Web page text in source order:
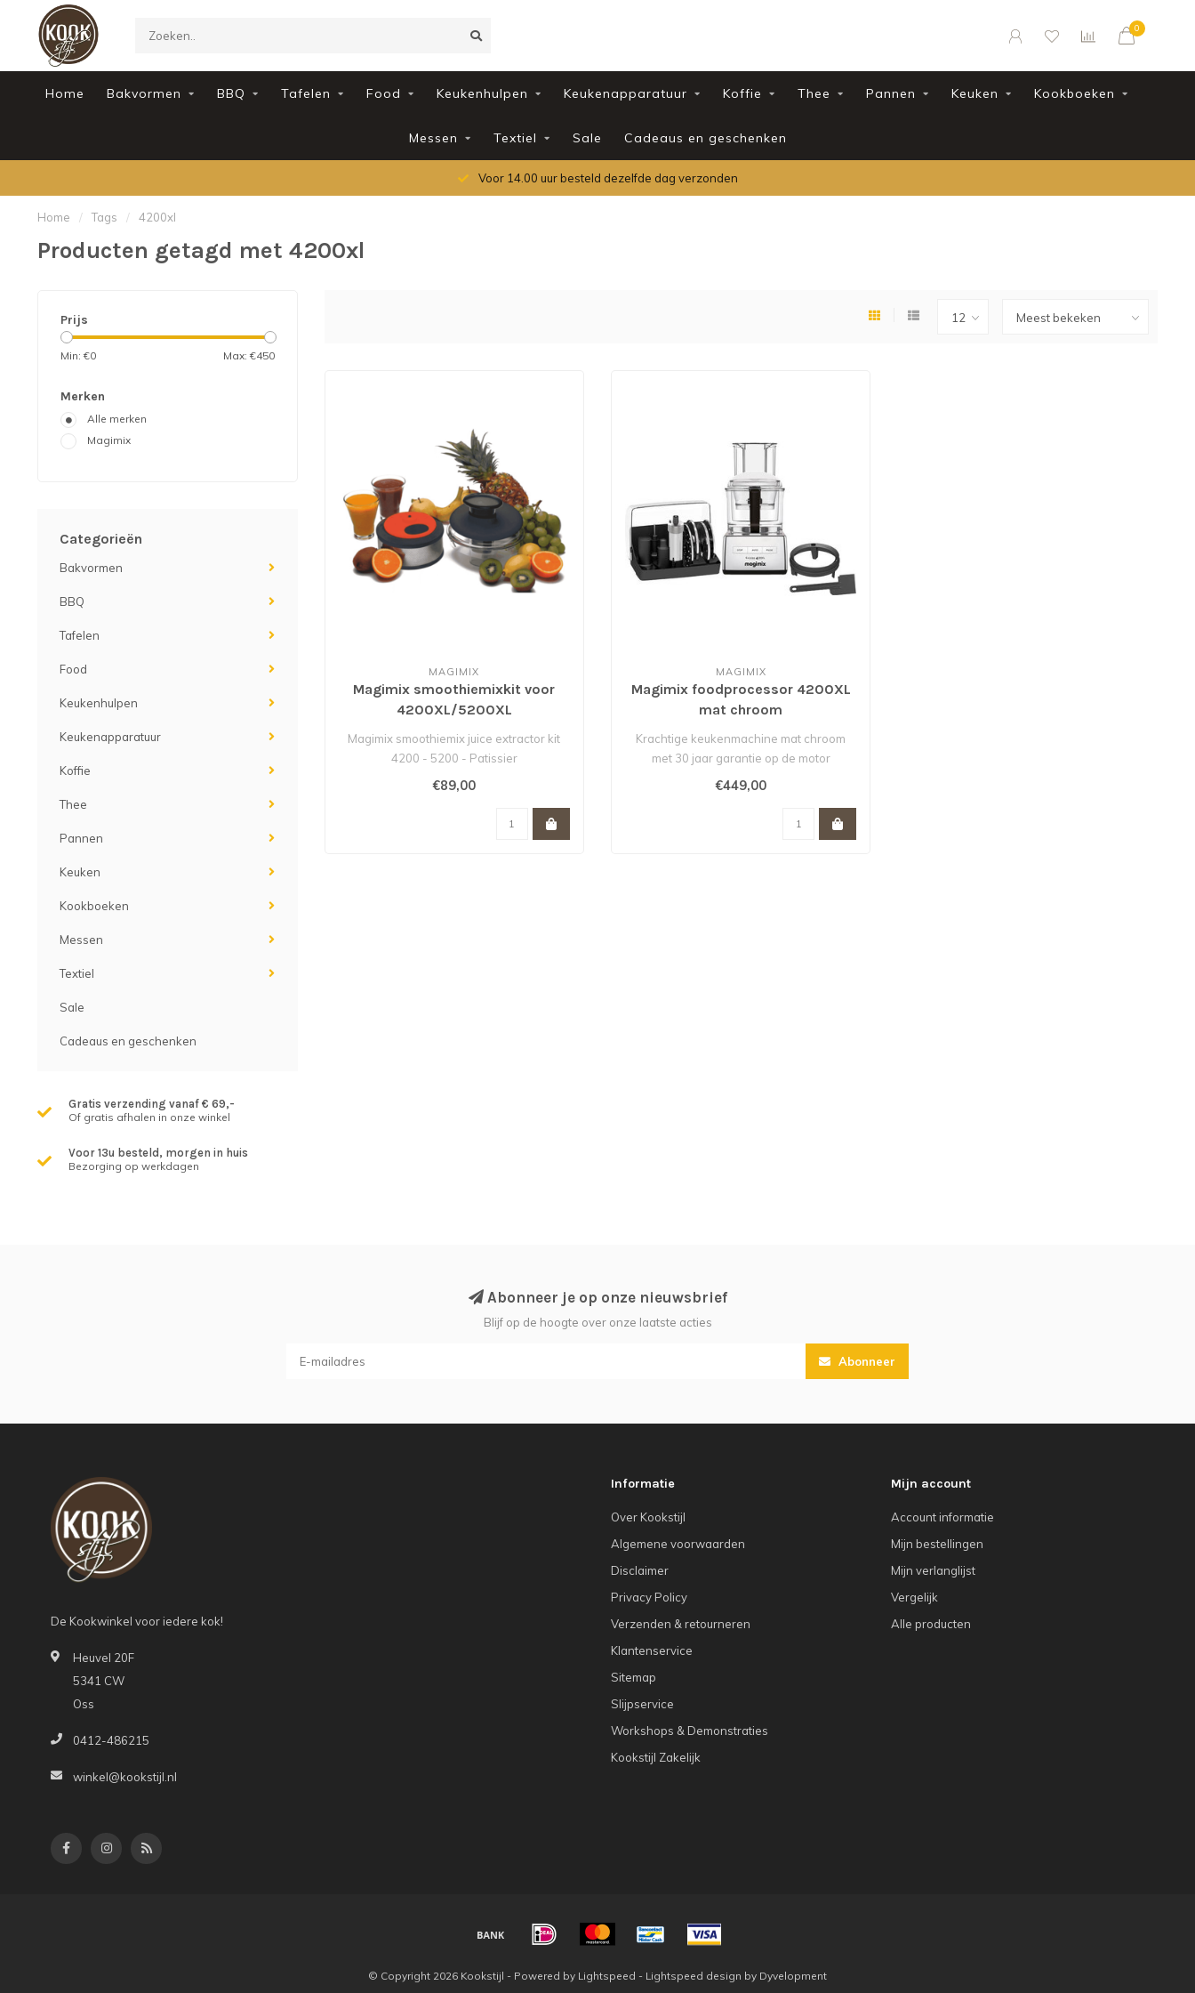
0
Home Bakvormen BBQ Tafelen Food Keukenhulpen Keukenapparatuur Koffie Thee Pannen Keuken Kookboeken
Messen Textiel Sale Cadeaus en geschenken
Voor 14.00 uur besteld dezelfde dag verzonden
Home / Tags / 4200xl
Producten getagd met 4200xl
Prijs
Min: €0 Max: €450
Merken
Alle merken
Magimix
Categorieën
Bakvormen
BBQ
Tafelen
Food
Keukenhulpen
Keukenapparatuur
Koffie
Thee
Pannen
Keuken
Kookboeken
Messen
Textiel
Sale
Cadeaus en geschenken
Gratis verzending vanaf € 69,-
Of gratis afhalen in onze winkel
Voor 13u besteld, morgen in huis
Bezorging op werkdagen
MAGIMIX
Magimix smoothiemixkit voor
4200XL/5200XL
Magimix smoothiemix juice extractor kit
4200 - 5200 - Patissier
( oude verpak..
€89,00
MAGIMIX
Magimix foodprocessor 4200XL
mat chroom
Krachtige keukenmachine mat chroom
met 30 jaar garantie op de motor
Diverse acc..
€449,00
Abonneer je op onze nieuwsbrief
Blijf op de hoogte over onze laatste acties
Abonneer
De Kookwinkel voor iedere kok!
Heuvel 20F
5341 CW
Oss
0412-486215
winkel@kookstijl.nl
Informatie
Over Kookstijl
Algemene voorwaarden
Disclaimer
Privacy Policy
Verzenden & retourneren
Klantenservice
Sitemap
Slijpservice
Workshops & Demonstraties
Kookstijl Zakelijk
Mijn account
Account informatie
Mijn bestellingen
Mijn verlanglijst
Vergelijk
Alle producten
© Copyright 2026 Kookstijl - Powered by Lightspeed - Lightspeed design by Dyvelopment